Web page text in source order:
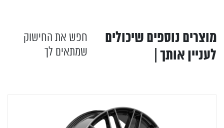
מוצרים נוספים שיכולים
לעניין אותך |
חפש את החישוק
שמתאים לך